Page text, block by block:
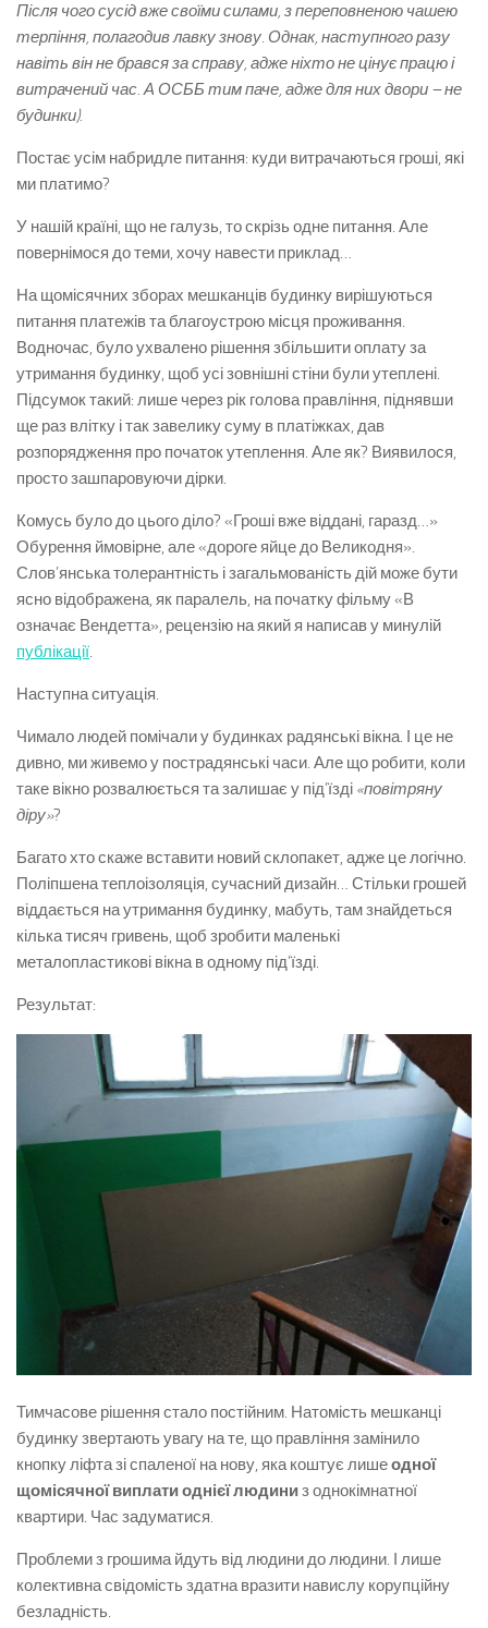
Після чого сусід вже своїми силами, з переповненою чашею
терпіння, полагодив лавку знову. Однак, наступного разу
навіть він не брався за справу, адже ніхто не цінує працю і
витрачений час. А ОСББ тим паче, адже для них двори – не
будинки).
Постає усім набридле питання: куди витрачаються гроші, які
ми платимо?
У нашій країні, що не галузь, то скрізь одне питання. Але
повернімося до теми, хочу навести приклад…
На щомісячних зборах мешканців будинку вирішуються
питання платежів та благоустрою місця проживання.
Водночас, було ухвалено рішення збільшити оплату за
утримання будинку, щоб усі зовнішні стіни були утеплені.
Підсумок такий: лише через рік голова правління, піднявши
ще раз влітку і так завелику суму в платіжках, дав
розпорядження про початок утеплення. Але як? Виявилося,
просто зашпаровуючи дірки.
Комусь було до цього діло? «Гроші вже віддані, гаразд…»
Обурення ймовірне, але «дороге яйце до Великодня».
Слов’янська толерантність і загальмованість дій може бути
ясно відображена, як паралель, на початку фільму «В
означає Вендетта», рецензію на який я написав у минулій
публікації.
Наступна ситуація.
Чимало людей помічали у будинках радянські вікна. І це не
дивно, ми живемо у пострадянські часи. Але що робити, коли
таке вікно розвалюється та залишає у під’їзді «повітряну
діру»?
Багато хто скаже вставити новий склопакет, адже це логічно.
Поліпшена теплоізоляція, сучасний дизайн… Стільки грошей
віддається на утримання будинку, мабуть, там знайдеться
кілька тисяч гривень, щоб зробити маленькі
металопластикові вікна в одному під’їзді.
Результат:
Тимчасове рішення стало постійним. Натомість мешканці
будинку звертають увагу на те, що правління замінило
кнопку ліфта зі спаленої на нову, яка коштує лишеодної
щомісячної виплати однієї людиниз однокімнатної
квартири. Час задуматися.
Проблеми з грошима йдуть від людини до людини. І лише
колективна свідомість здатна вразити навислу корупційну
безладність.